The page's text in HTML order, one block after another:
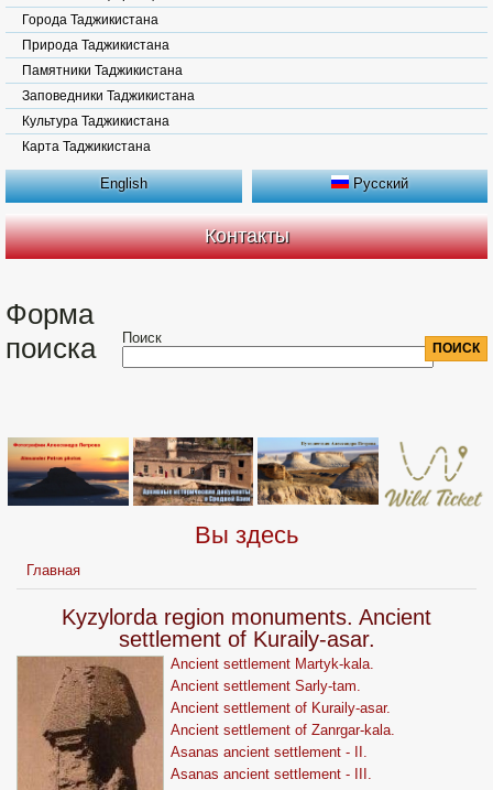
Города Таджикистана
Природа Таджикистана
Памятники Таджикистана
Заповедники Таджикистана
Культура Таджикистана
Карта Таджикистана
English Русский
Контакты
Форма
поиска
Поиск
Вы здесь
Главная
Kyzylorda region monuments. Ancient
settlement of Kuraily-asar.
Ancient settlement Martyk-kala.
Ancient settlement Sarly-tam.
Ancient settlement of Kuraily-asar.
Ancient settlement of Zanrgar-kala.
Asanas ancient settlement - II.
Asanas ancient settlement - III.